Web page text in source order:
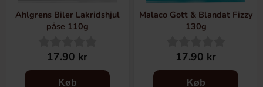
Ahlgrens Biler Lakridshjul
påse 110g
17.90 kr
Køb
Malaco Gott & Blandat Fizzy
130g
17.90 kr
Køb